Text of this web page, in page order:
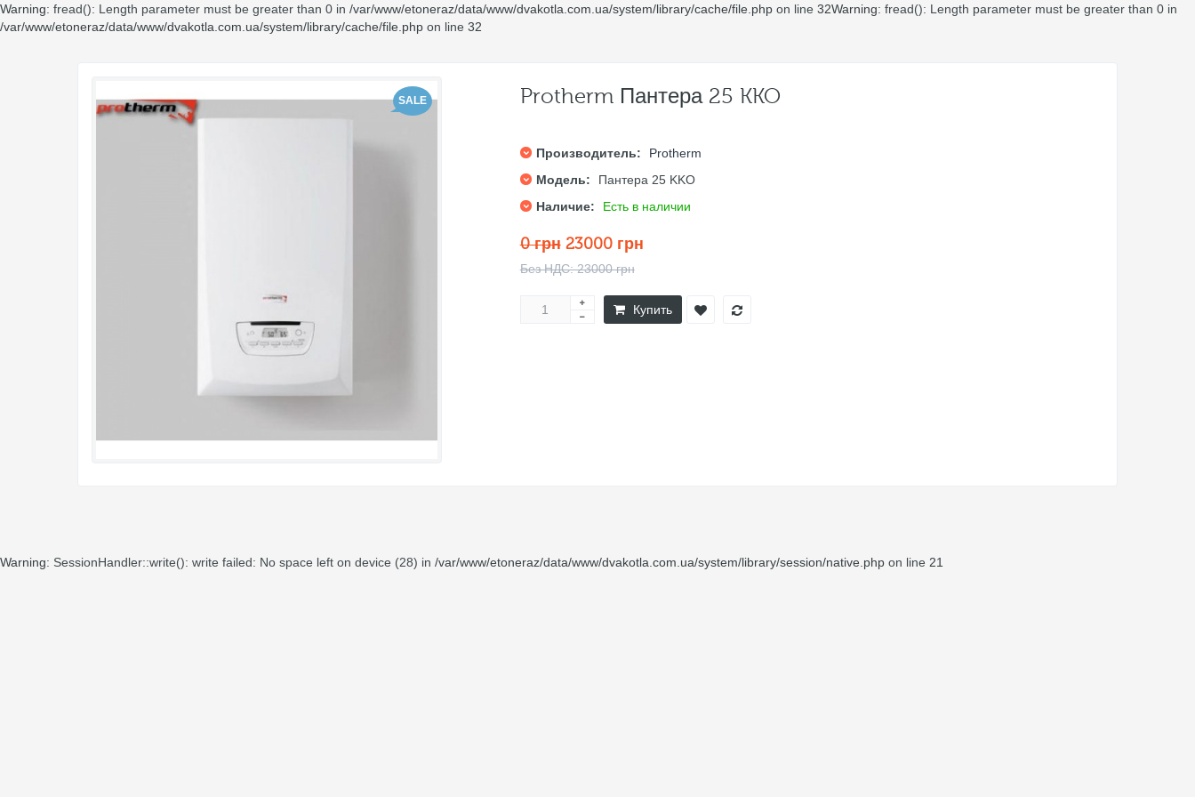
Warning: fread(): Length parameter must be greater than 0 in /var/www/etoneraz/data/www/dvakotla.com.ua/system/library/cache/file.php on line 32Warning: fread(): Length parameter must be greater than 0 in
/var/www/etoneraz/data/www/dvakotla.com.ua/system/library/cache/file.php on line 32
SALE Protherm Пантера 25 KKO
Производитель:
Protherm
Модель:
Пантера 25 KKO
Наличие:
Есть в наличии
0 грн 23000 грн
Без НДС: 23000 грн
Купить
Warning: SessionHandler::write(): write failed: No space left on device (28) in /var/www/etoneraz/data/www/dvakotla.com.ua/system/library/session/native.php on line 21